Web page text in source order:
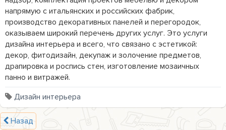
напрямую с итальянских и российских фабрик,
производство декоративных панелей и перегородок,
оказываем широкий перечень других услуг. Это услуги
дизайна интерьера и всего, что связано с эстетикой:
декор, фитодизайн, декупаж и золочение предметов,
драпировка и роспись стен, изготовление мозаичных
панно и витражей.
Дизайн интерьера
Назад